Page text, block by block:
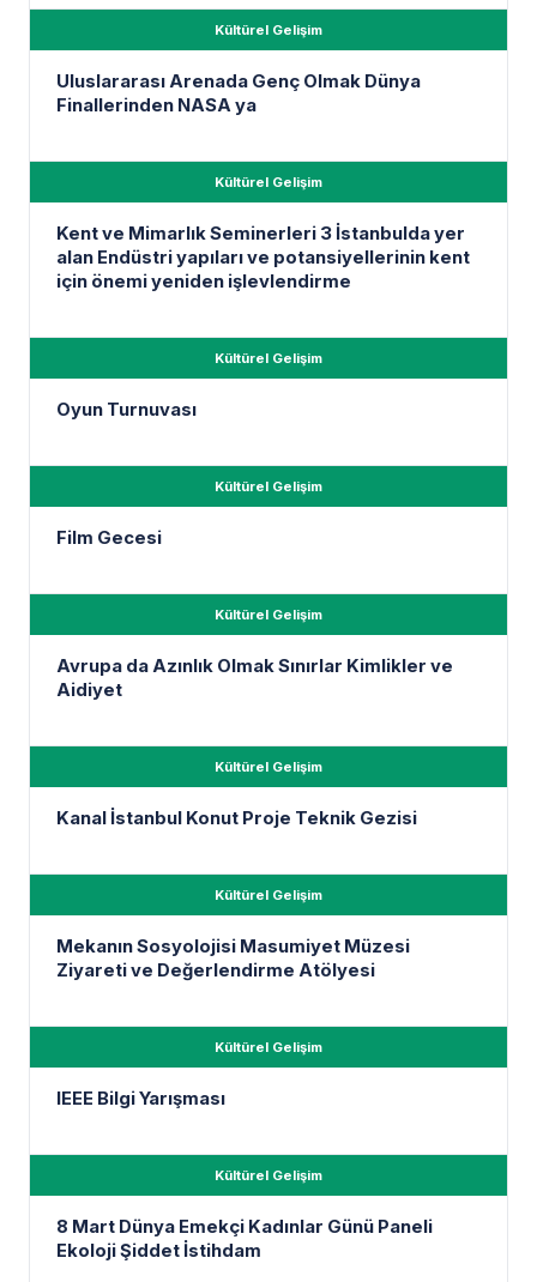
Kültürel Gelişim
Uluslararası Arenada Genç Olmak Dünya
Finallerinden NASA ya
Kültürel Gelişim
Kent ve Mimarlık Seminerleri 3 İstanbulda yer
alan Endüstri yapıları ve potansiyellerinin kent
için önemi yeniden işlevlendirme
Kültürel Gelişim
Oyun Turnuvası
Kültürel Gelişim
Film Gecesi
Kültürel Gelişim
Avrupa da Azınlık Olmak Sınırlar Kimlikler ve
Aidiyet
Kültürel Gelişim
Kanal İstanbul Konut Proje Teknik Gezisi
Kültürel Gelişim
Mekanın Sosyolojisi Masumiyet Müzesi
Ziyareti ve Değerlendirme Atölyesi
Kültürel Gelişim
IEEE Bilgi Yarışması
Kültürel Gelişim
8 Mart Dünya Emekçi Kadınlar Günü Paneli
Ekoloji Şiddet İstihdam